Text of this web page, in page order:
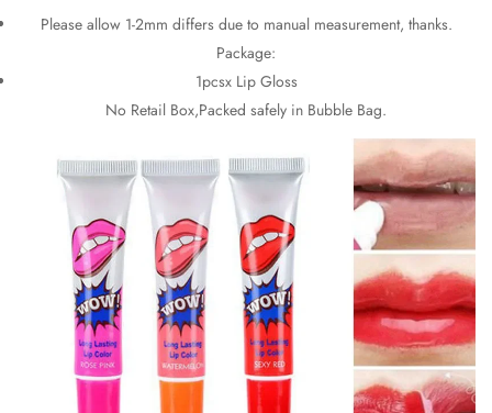
Please allow 1-2mm differs due to manual measurement, thanks.
Package:
1pcsx Lip Gloss
No Retail Box,Packed safely in Bubble Bag.